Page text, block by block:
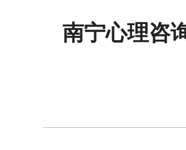
南宁心理咨